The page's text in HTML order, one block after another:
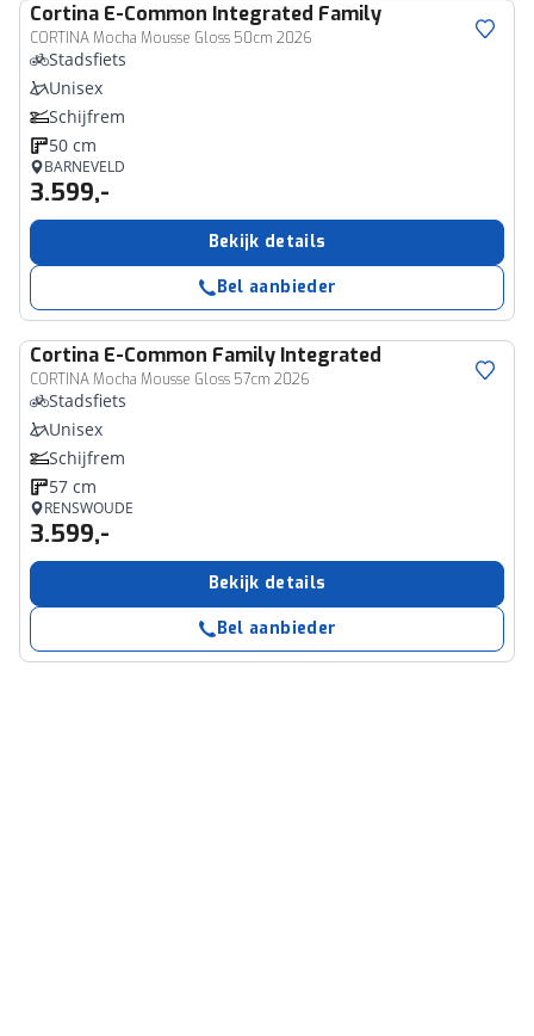
Cortina E-Common Integrated Family
CORTINA Mocha Mousse Gloss 50cm 2026
Stadsfiets
Unisex
Schijfrem
50 cm
BARNEVELD
3.599,-
Bekijk details
Bel aanbieder
Cortina E-Common Family Integrated
CORTINA Mocha Mousse Gloss 57cm 2026
Stadsfiets
Unisex
Schijfrem
57 cm
RENSWOUDE
3.599,-
Bekijk details
Bel aanbieder